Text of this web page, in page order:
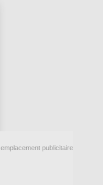
emplacement publicitaire